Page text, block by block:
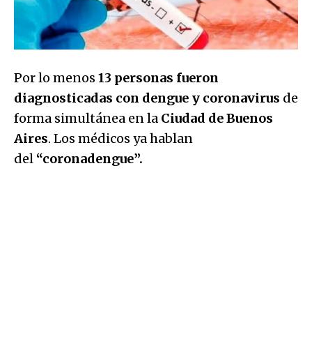
Por lo menos 13 personas fueron
diagnosticadas con dengue y coronavirus de
forma simultánea en la Ciudad de Buenos
Aires. Los médicos ya hablan
del “coronadengue”.